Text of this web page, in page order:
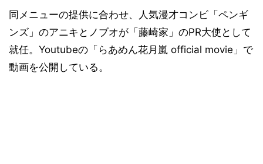
同メニューの提供に合わせ、人気漫才コンビ「ペンギ
ンズ」のアニキとノブオが「藤崎家」のPR大使として
就任。Youtubeの「らあめん花月嵐 official movie」で
動画を公開している。